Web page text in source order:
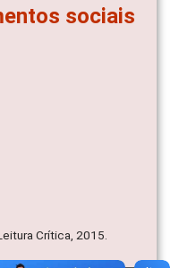
sociais
Crítica, 2015.